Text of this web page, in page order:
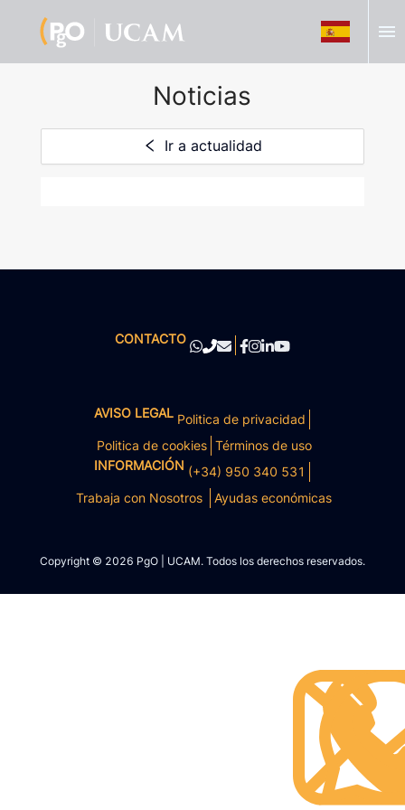
menu
Noticias
Ir a actualidad
CONTACTO
AVISO LEGAL Politica de privacidad
Politica de cookies Términos de uso
INFORMACIÓN (+34) 950 340 531
Trabaja con Nosotros
Ayudas económicas
Copyright © 2026 PgO | UCAM. Todos los derechos reservados.